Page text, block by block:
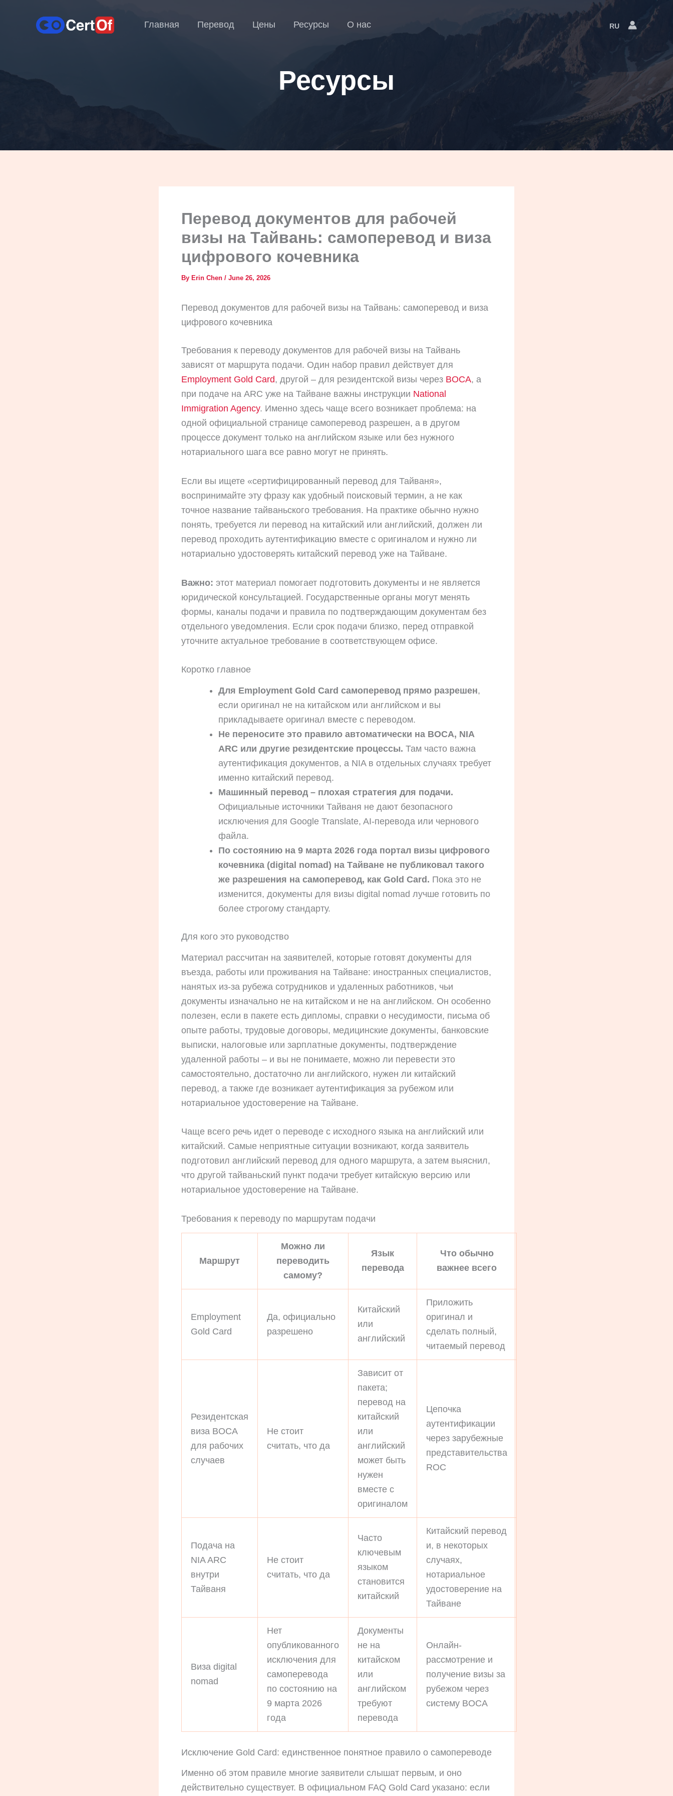
Главная Перевод Цены Ресурсы О нас RULanguage
Switcher
Ресурсы
Перевод документов для рабочей
визы на Тайвань: самоперевод и виза
цифрового кочевника
By Erin Chen / June 26, 2026
Перевод документов для рабочей визы на Тайвань: самоперевод и виза
цифрового кочевника
Требования к переводу документов для рабочей визы на Тайвань
зависят от маршрута подачи. Один набор правил действует для
Employment Gold Card, другой – для резидентской визы через BOCA, а
при подаче на ARC уже на Тайване важны инструкции National
Immigration Agency. Именно здесь чаще всего возникает проблема: на
одной официальной странице самоперевод разрешен, а в другом
процессе документ только на английском языке или без нужного
нотариального шага все равно могут не принять.
Если вы ищете «сертифицированный перевод для Тайваня»,
воспринимайте эту фразу как удобный поисковый термин, а не как
точное название тайваньского требования. На практике обычно нужно
понять, требуется ли перевод на китайский или английский, должен ли
перевод проходить аутентификацию вместе с оригиналом и нужно ли
нотариально удостоверять китайский перевод уже на Тайване.
Важно: этот материал помогает подготовить документы и не является
юридической консультацией. Государственные органы могут менять
формы, каналы подачи и правила по подтверждающим документам без
отдельного уведомления. Если срок подачи близко, перед отправкой
уточните актуальное требование в соответствующем офисе.
Коротко главное
Для Employment Gold Card самоперевод прямо разрешен,
если оригинал не на китайском или английском и вы
прикладываете оригинал вместе с переводом.
Не переносите это правило автоматически на BOCA, NIA
ARC или другие резидентские процессы. Там часто важна
аутентификация документов, а NIA в отдельных случаях требует
именно китайский перевод.
Машинный перевод – плохая стратегия для подачи.
Официальные источники Тайваня не дают безопасного
исключения для Google Translate, AI-перевода или чернового
файла.
По состоянию на 9 марта 2026 года портал визы цифрового
кочевника (digital nomad) на Тайване не публиковал такого
же разрешения на самоперевод, как Gold Card. Пока это не
изменится, документы для визы digital nomad лучше готовить по
более строгому стандарту.
Для кого это руководство
Материал рассчитан на заявителей, которые готовят документы для
въезда, работы или проживания на Тайване: иностранных специалистов,
нанятых из-за рубежа сотрудников и удаленных работников, чьи
документы изначально не на китайском и не на английском. Он особенно
полезен, если в пакете есть дипломы, справки о несудимости, письма об
опыте работы, трудовые договоры, медицинские документы, банковские
выписки, налоговые или зарплатные документы, подтверждение
удаленной работы – и вы не понимаете, можно ли перевести это
самостоятельно, достаточно ли английского, нужен ли китайский
перевод, а также где возникает аутентификация за рубежом или
нотариальное удостоверение на Тайване.
Чаще всего речь идет о переводе с исходного языка на английский или
китайский. Самые неприятные ситуации возникают, когда заявитель
подготовил английский перевод для одного маршрута, а затем выяснил,
что другой тайваньский пункт подачи требует китайскую версию или
нотариальное удостоверение на Тайване.
Требования к переводу по маршрутам подачи
Маршрут
Можно ли
переводить
самому?
Язык
перевода
Что обычно
важнее всего
Employment
Gold Card
Да, официально
разрешено
Китайский
или
английский
Приложить
оригинал и
сделать полный,
читаемый перевод
Резидентская
виза BOCA
для рабочих
случаев
Не стоит
считать, что да
Зависит от
пакета;
перевод на
китайский
или
английский
может быть
нужен
вместе с
оригиналом
Цепочка
аутентификации
через зарубежные
представительства
ROC
Подача на
NIA ARC
внутри
Тайваня
Не стоит
считать, что да
Часто
ключевым
языком
становится
китайский
Китайский перевод
и, в некоторых
случаях,
нотариальное
удостоверение на
Тайване
Виза digital
nomad
Нет
опубликованного
исключения для
самоперевода
по состоянию на
9 марта 2026
года
Документы
не на
китайском
или
английском
требуют
перевода
Онлайн-
рассмотрение и
получение визы за
рубежом через
систему BOCA
Исключение Gold Card: единственное понятное правило о самопереводе
Именно об этом правиле многие заявители слышат первым, и оно
действительно существует. В официальном FAQ Gold Card указано: если